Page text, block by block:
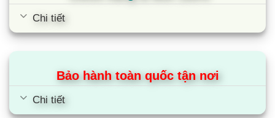
Điện máy siêu rẻ cam kết :
✅ Tình trạng: Mới 100%
Chi tiết
Bảo hành toàn quốc tận nơi
Chi tiết